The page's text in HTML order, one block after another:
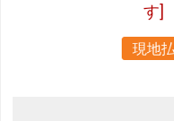
す]
現地